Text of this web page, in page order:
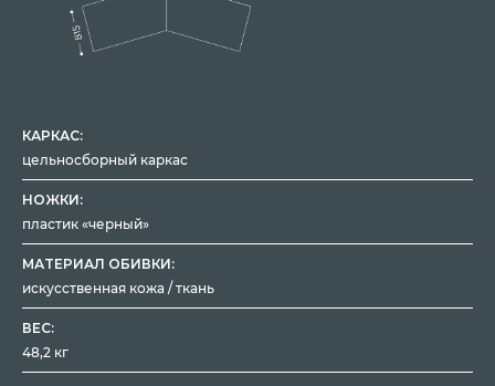
КАРКАС:
цельносборный каркас
НОЖКИ:
пластик «черный»
МАТЕРИАЛ ОБИВКИ:
искусственная кожа / ткань
ВЕС:
48,2 кг